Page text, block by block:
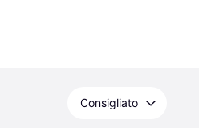
Consigliato